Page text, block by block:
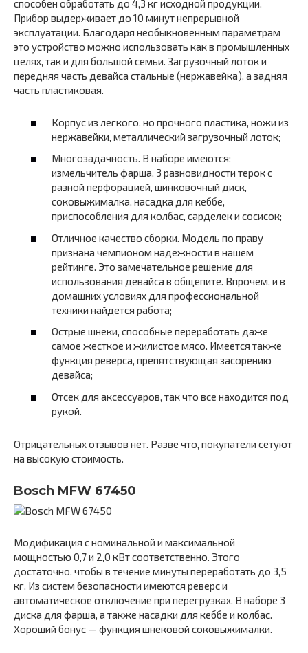
способен обработать до 4,3 кг исходной продукции.
Прибор выдерживает до 10 минут непрерывной
эксплуатации. Благодаря необыкновенным параметрам
это устройство можно использовать как в промышленных
целях, так и для большой семьи. Загрузочный лоток и
передняя часть девайса стальные (нержавейка), а задняя
часть пластиковая.
Корпус из легкого, но прочного пластика, ножи из
нержавейки, металлический загрузочный лоток;
Многозадачность. В наборе имеются:
измельчитель фарша, 3 разновидности терок с
разной перфорацией, шинковочный диск,
соковыжималка, насадка для кеббе,
приспособления для колбас, сарделек и сосисок;
Отличное качество сборки. Модель по праву
признана чемпионом надежности в нашем
рейтинге. Это замечательное решение для
использования девайса в общепите. Впрочем, и в
домашних условиях для профессиональной
техники найдется работа;
Острые шнеки, способные переработать даже
самое жесткое и жилистое мясо. Имеется также
функция реверса, препятствующая засорению
девайса;
Отсек для аксессуаров, так что все находится под
рукой.
Отрицательных отзывов нет. Разве что, покупатели сетуют
на высокую стоимость.
Bosch MFW 67450
Модификация с номинальной и максимальной
мощностью 0,7 и 2,0 кВт соответственно. Этого
достаточно, чтобы в течение минуты переработать до 3,5
кг. Из систем безопасности имеются реверс и
автоматическое отключение при перегрузках. В наборе 3
диска для фарша, а также насадки для кеббе и колбас.
Хороший бонус — функция шнековой соковыжималки.